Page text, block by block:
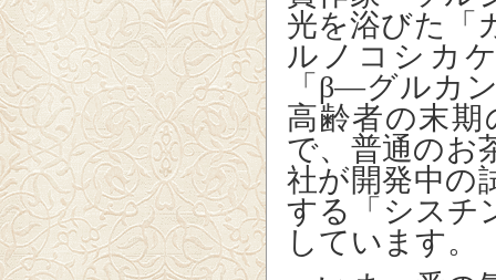
光を浴びた「
ルノコシカ
「β―グルカ
高齢者の末
で、普通のお
社が開発中の
する「シスチ
しています。